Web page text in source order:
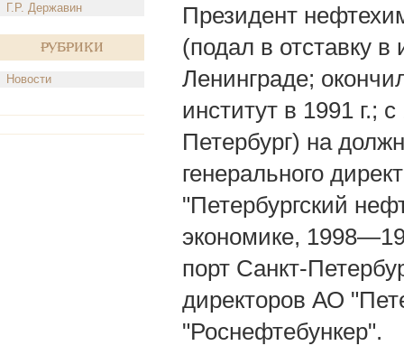
Г.Р. Державин
Рубрики
Новости
Президент
(подал в отставку в
Ленинграде;
институт в 1991 г.;
Петербург) на
генерального
"Петербургский
экономике,
порт Санкт-
директоров АО
"Роснефтебункер".